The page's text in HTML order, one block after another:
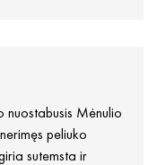
nuostabusis Mėnulio
peliuko
sutemsta ir